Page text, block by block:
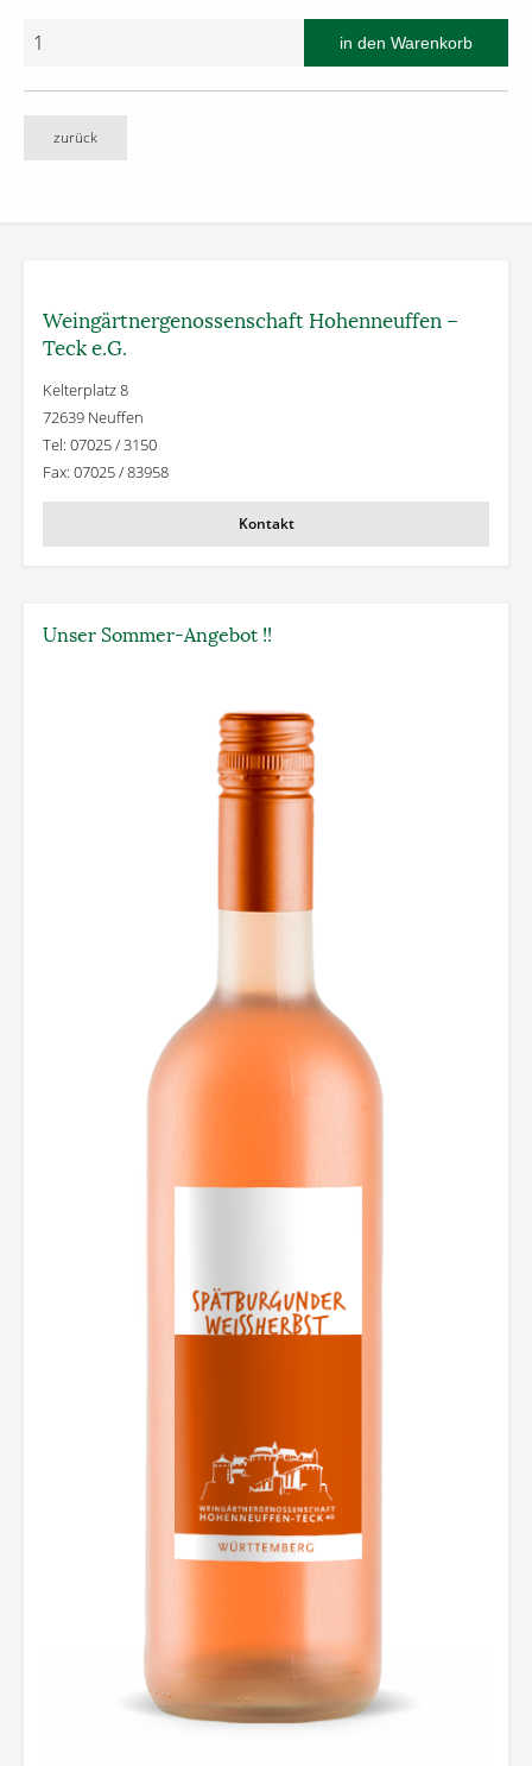
zurück
Weingärtner­genossenschaft Hohenneuffen –
Teck e.G.
Kelterplatz 8
72639 Neuffen
Tel: 07025 / 3150
Fax: 07025 / 83958
Kontakt
Unser Sommer-Angebot !!